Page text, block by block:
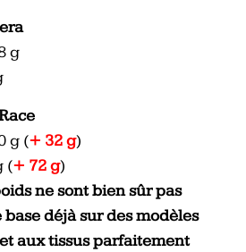
g
g (+ 32 g)
(+ 72 g)
ne sont bien sûr pas
déjà sur des modèles
aux tissus parfaitement